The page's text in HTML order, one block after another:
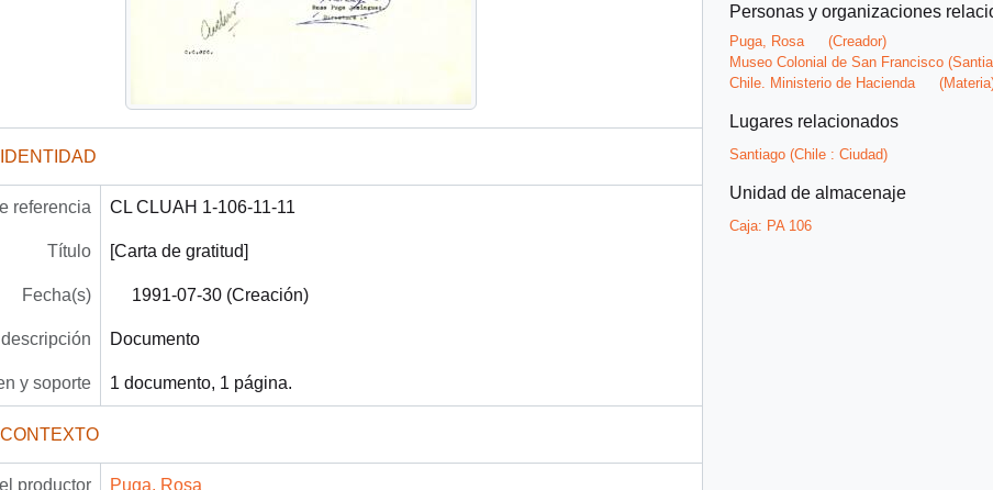
referencia CL CLUAH 1-106-11-11
Título [Carta de gratitud]
Fecha(s) 1991-07-30 (Creación)
Documento
y soporte 1 documento, 1 página.
productor Puga, Rosa
Personas y organizaciones
Puga, Rosa
(Creador)
Museo Colonial de San Francisco
Chile. Ministerio de Hacienda
Lugares relacionados
Santiago (Chile : Ciudad)
Unidad de almacenaje
Caja: PA 106